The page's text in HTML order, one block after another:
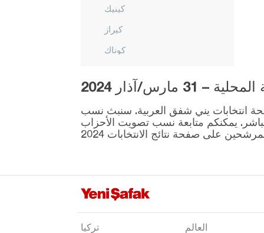
كينيك
كيراز
كوناك
مينيمان
نارلي ديريه
أوداميش
سلجوق
تيريه
طوربالي
مارس/آذار 2024
المقرر إجراؤها في 31 مارس موجودة على صفحة انتخابات يني شفق العربية. سنبث نسب
ونتائج الانتخابات بشكل مباشر. يمكنكم متابعة نسب تصويت الأحزاب
تركيا العالم